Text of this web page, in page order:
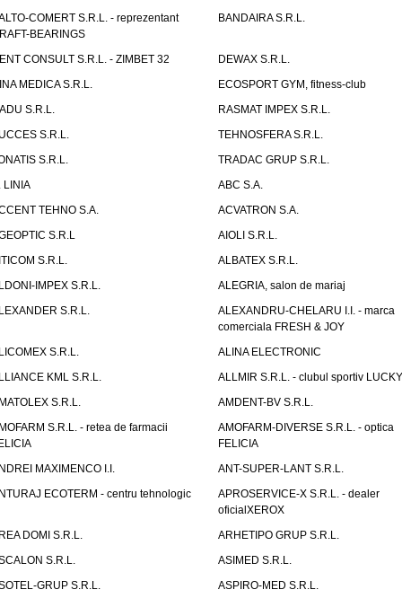
COMERT S.R.L. - reprezentant
BEARINGS
BANDAIRA S.R.L.
CONSULT S.R.L. - ZIMBET 32
DEWAX S.R.L.
MEDICA S.R.L.
ECOSPORT GYM, fitness-club
S.R.L.
RASMAT IMPEX S.R.L.
S.R.L.
TEHNOSFERA S.R.L.
S.R.L.
TRADAC GRUP S.R.L.
LINIA
ABC S.A.
TEHNO S.A.
ACVATRON S.A.
S.R.L
AIOLI S.R.L.
S.R.L.
ALBATEX S.R.L.
IMPEX S.R.L.
ALEGRIA, salon de mariaj
S.R.L.
ALEXANDRU-CHELARU I.I. - marca
comerciala FRESH & JOY
S.R.L.
ALINA ELECTRONIC
KML S.R.L.
ALLMIR S.R.L. - clubul sportiv
S.R.L.
AMDENT-BV S.R.L.
S.R.L. - retea de farmacii
AMOFARM-DIVERSE S.R.L. - optica
FELICIA
MAXIMENCO I.I.
ANT-SUPER-LANT S.R.L.
ECOTERM - centru tehnologic
APROSERVICE-X S.R.L. - dealer
oficialXEROX
DOMI S.R.L.
ARHETIPO GRUP S.R.L.
S.R.L.
ASIMED S.R.L.
GRUP S.R.L.
ASPIRO-MED S.R.L.